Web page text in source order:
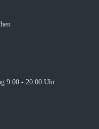
9:00 - 20:00 Uhr